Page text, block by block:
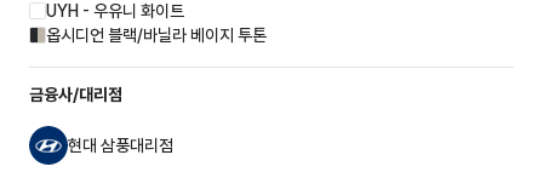
UYH - 우유니 화이트
옵시디언 블랙/바닐라 베이지 투톤
금융사/대리점
현대 삼풍대리점